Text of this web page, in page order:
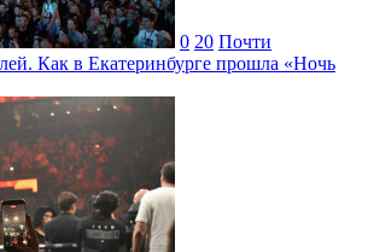
0 20 Почти
Как в Екатеринбурге прошла «Ночь